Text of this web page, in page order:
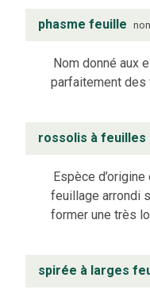
phasme feuille
Nom donné aux
parfaitement des
rossolis à feuilles
Espèce
feuillage arrondi
former une très
spirée à larges